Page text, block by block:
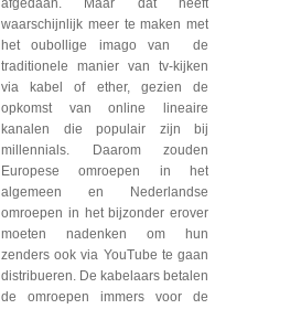
afgedaan. Maar dat heeft
waarschijnlijk meer te maken met
het oubollige imago van de
traditionele manier van tv-kijken
via kabel of ether, gezien de
opkomst van online lineaire
kanalen die populair zijn bij
millennials. Daarom zouden
Europese omroepen in het
algemeen en Nederlandse
omroepen in het bijzonder erover
moeten nadenken om hun
zenders ook via YouTube te gaan
distribueren. De kabelaars betalen
de omroepen immers voor de